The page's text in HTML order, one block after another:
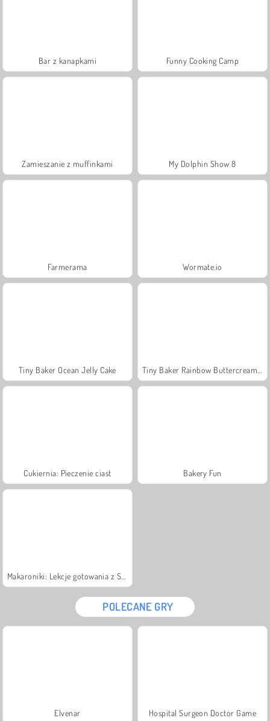
Bar z kanapkami Funny Cooking Camp
Zamieszanie z muffinkami My Dolphin Show 8
Farmerama Wormate.io
Tiny Baker Ocean Jelly Cake
Cukiernia: Pieczenie ciast Bakery Fun
POLECANE GRY
Elvenar Hospital Surgeon Doctor Game